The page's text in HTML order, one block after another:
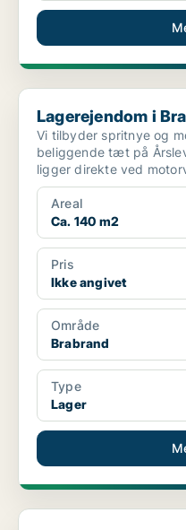
Lagerejendom i Brabrand
Lagerejendom i
Vi tilbyder spritnye og
beliggende tæt på
ligger direkte ved
afstand...
Areal
Ca. 140 m2
Pris
Ikke angivet
Område
Brabrand
Type
Lager
Boligudlejningsejendom i